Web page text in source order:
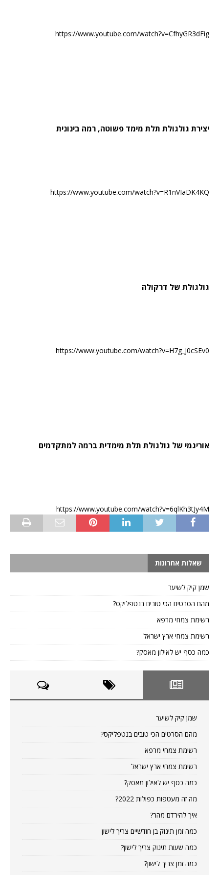
https://www.youtube.com/watch?v=CfhyGR3dFig
יצירת גולגולת תלת מימד פשוטה, רמה בינונית
https://www.youtube.com/watch?v=R1nVIaDK4KQ
גולגולת של דרקולה
https://www.youtube.com/watch?v=H7g_J0cSEv0
אוריגמי של גולגולת תלת מימדית ברמה למתקדמים
https://www.youtube.com/watch?v=6qlKh3tJy4M
שאלות אחרונות
שמן קיק לשיער
מהם הסרטים הכי טובים בנטפליקס?
רשימת צמחי מרפא
רשימת צמחי ארץ ישראל
כמה כסף יש לאילון מאסק?
שמן קיק לשיער
מהם הסרטים הכי טובים בנטפליקס?
רשימת צמחי מרפא
רשימת צמחי ארץ ישראל
כמה כסף יש לאילון מאסק?
מה זה מעטפות כפולות 2022?
איך להירדם מהר?
כמה זמן תינוק בן חודשיים צריך לישון
כמה שעות תינוק צריך לישון?
כמה זמן צריך לישון?